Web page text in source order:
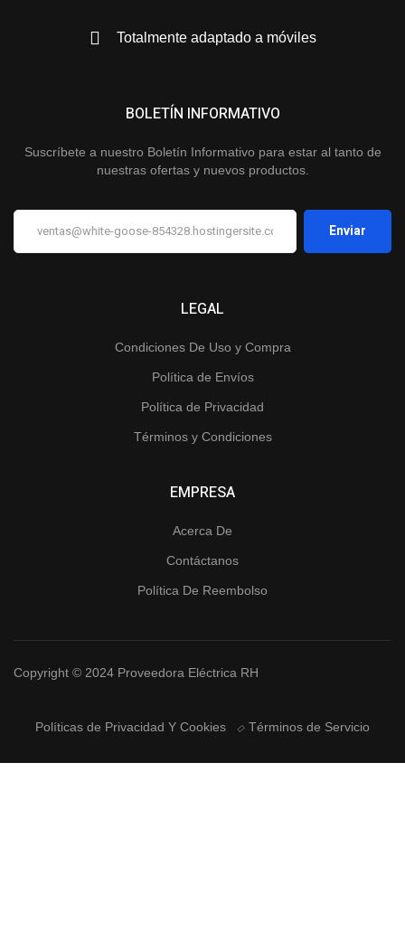
Totalmente adaptado a móviles
LEGAL
Condiciones De Uso y Compra
Política de Envíos
Política de Privacidad
Términos y Condiciones
EMPRESA
Acerca De
Contáctanos
Política De Reembolso
BOLETÍN INFORMATIVO
Suscríbete a nuestro Boletín Informativo para estar al tanto de
nuestras ofertas y nuevos productos.
Copyright © 2024 Proveedora Eléctrica RH
Políticas de Privacidad Y Cookies Términos de Servicio